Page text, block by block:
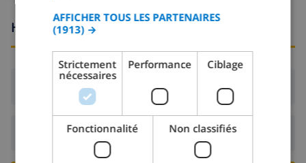
Heures d'arrivée et de départ
Arrivée: De 14:00 avant 18:00
Départ: Avant: 10:00
DANISH
AFFICHER TOUS LES PARTENAIRES
(1913) →
Strictement
nécessaires
Performance Ciblage
Fonctionnalité Non classifiés